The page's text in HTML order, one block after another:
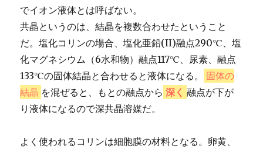
でイオン液体とは呼ばない。
共晶というのは、結晶を複数合わせたということ
だ。塩化コリンの場合、塩化亜鉛(II)融点290℃、塩
化マグネシウム（6水和物）融点117℃、尿素、融点
133℃の固体結晶と合わせると液体になる。
固体の
結晶 を混ぜると、もとの融点から 深く 融点が下が
り液体になるので深共晶溶媒だ。
よく使われるコリンは細胞膜の材料となる。卵黄、